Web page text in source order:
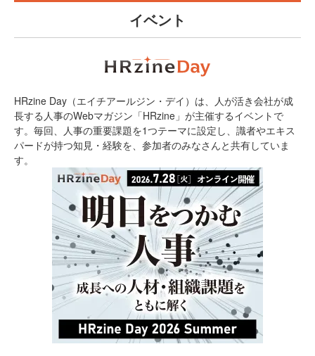
イベント
HRzine Day（エイチアールジン・デイ）は、人が活き会社が成
長する人事のWebマガジン「HRzine」が主催するイベントで
す。毎回、人事の重要課題を1つテーマに設定し、識者やエキス
パードが持つ知見・経験を、参加者のみなさんと共有していま
す。